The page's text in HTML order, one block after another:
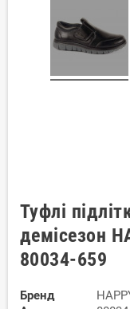
Туфлі
демісезон
80034-659
Бренд